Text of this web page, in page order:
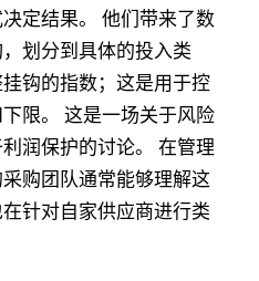
定结果。 他们带来了数
划分到具体的投入类
钩的指数；这是用于控
限。 这是一场关于风险
润保护的讨论。 在管理
购团队通常能够理解这
针对自家供应商进行类